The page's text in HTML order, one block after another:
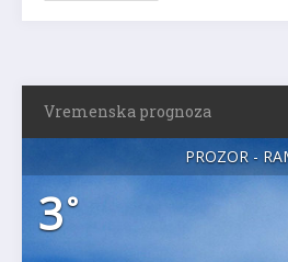
Vremenska prognoza
PROZOR -
3°